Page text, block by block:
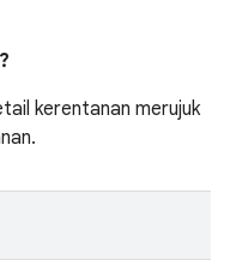
?
kerentanan merujuk